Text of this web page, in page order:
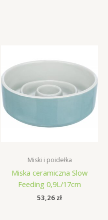
Miski i poidełka
Miska ceramiczna Slow
Feeding 0,9L/17cm
53,26 zł